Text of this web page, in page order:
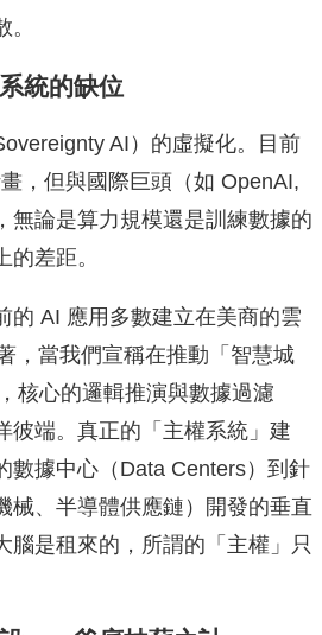
統的缺位
AI）的虛擬化。目前
，但與國際巨頭（如 OpenAI,
無論是算力規模還是訓練數據的
差距。
的 AI 應用多數建立在美商的雲
，當我們宣稱在推動「智慧城
核心的邏輯推演與數據過濾
彼端。真正的「主權系統」建
數據中心（Data Centers）到針
械、半導體供應鏈）開發的垂直
腦是租來的，所謂的「主權」只